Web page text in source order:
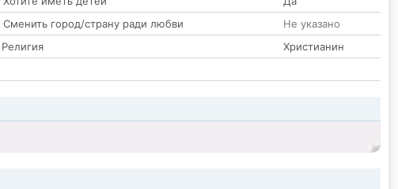
Сменить город/страну ради любви
Не указано
Религия
Христианин